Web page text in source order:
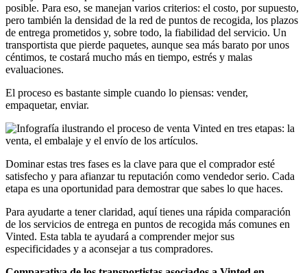
posible. Para eso, se manejan varios criterios: el costo, por supuesto,
pero también la densidad de la red de puntos de recogida, los plazos
de entrega prometidos y, sobre todo, la fiabilidad del servicio. Un
transportista que pierde paquetes, aunque sea más barato por unos
céntimos, te costará mucho más en tiempo, estrés y malas
evaluaciones.
El proceso es bastante simple cuando lo piensas: vender,
empaquetar, enviar.
Dominar estas tres fases es la clave para que el comprador esté
satisfecho y para afianzar tu reputación como vendedor serio. Cada
etapa es una oportunidad para demostrar que sabes lo que haces.
Para ayudarte a tener claridad, aquí tienes una rápida comparación
de los servicios de entrega en puntos de recogida más comunes en
Vinted. Esta tabla te ayudará a comprender mejor sus
especificidades y a aconsejar a tus compradores.